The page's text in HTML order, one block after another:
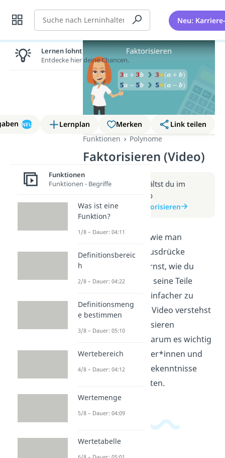
Suche Neu:
NEU Lernplan Merken
Link teilen
Funktionen
Polynome
Faktorisieren (Video)
Weitere Infos erhältst du im
Beitrag zum Video
zum Beitrag: Faktorisieren
Hier wird erklärt, wie man
mathematische Ausdrücke
faktorisiert. Du lernst, wie du
einen Ausdruck in seine Teile
zerlegst, um ihn einfacher zu
lösen. Mit diesem Video verstehst
du, wie du Faktorisieren
anwendest und warum es wichtig
ist. Ideal für Schüler*innen und
alle, die ihre Mathekenntnisse
auffrischen möchten.
Lernen lohnt sich!
Entdecke hier deine Chancen.
Funktionen
Funktionen - Begriffe
Was ist eine
Funktion?
1/8 – Dauer: 04:11
Definitionsbereic
h
2/8 – Dauer: 04:22
Definitionsmeng
e bestimmen
3/8 – Dauer: 05:10
Wertebereich
4/8 – Dauer: 04:12
Wertemenge
5/8 – Dauer: 04:09
Wertetabelle